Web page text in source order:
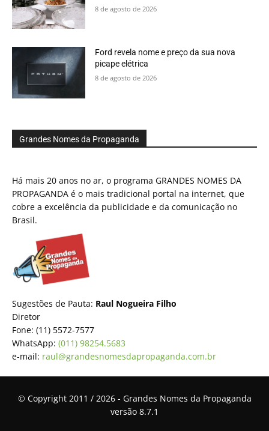
8 de agosto de 2026
Ford revela nome e preço da sua nova
picape elétrica
8 de agosto de 2026
Grandes Nomes da Propaganda
Há mais 20 anos no ar, o programa GRANDES NOMES DA
PROPAGANDA é o mais tradicional portal na internet, que
cobre a excelência da publicidade e da comunicação no
Brasil.
Sugestões de Pauta: Raul Nogueira Filho
Diretor
Fone: (11) 5572-7577
WhatsApp: (011) 98254.5683
e-mail: raul@grandesnomesdapropaganda.com.br
© Copyright 2011 / 2026 - Grandes Nomes da Propaganda
versão 8.7.1